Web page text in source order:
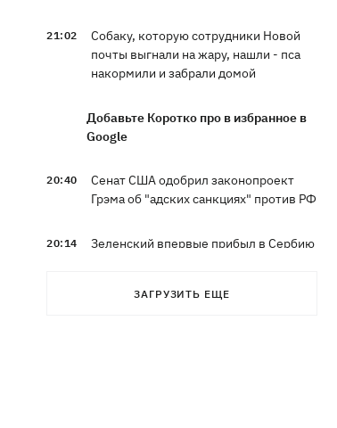
21:02
Собаку, которую сотрудники Новой
почты выгнали на жару, нашли - пса
накормили и забрали домой
Добавьте Коротко про в избранное в
Google
20:40
Сенат США одобрил законопроект
Грэма об "адских санкциях" против РФ
20:14
Зеленский впервые прибыл в Сербию
ЗАГРУЗИТЬ ЕЩЕ